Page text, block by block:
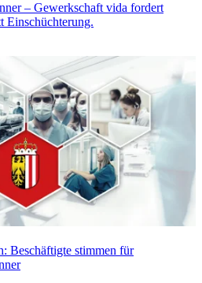
– Gewerkschaft vida fordert
Einschüchterung.
Beschäftigte stimmen für